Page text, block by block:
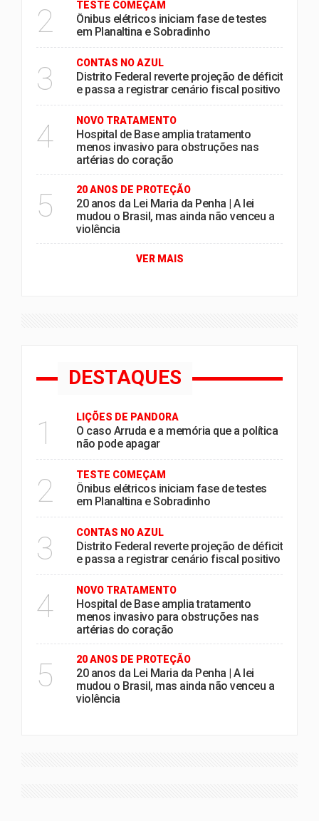
2 TESTE COMEÇAM
Ônibus elétricos iniciam fase de testes
em Planaltina e Sobradinho
3 CONTAS NO AZUL
Distrito Federal reverte projeção de déficit
e passa a registrar cenário fiscal positivo
4 NOVO TRATAMENTO
Hospital de Base amplia tratamento
menos invasivo para obstruções nas
artérias do coração
5 20 ANOS DE PROTEÇÃO
20 anos da Lei Maria da Penha | A lei
mudou o Brasil, mas ainda não venceu a
violência
VER MAIS
DESTAQUES
1 LIÇÕES DE PANDORA
O caso Arruda e a memória que a política
não pode apagar
2 TESTE COMEÇAM
Ônibus elétricos iniciam fase de testes
em Planaltina e Sobradinho
3 CONTAS NO AZUL
Distrito Federal reverte projeção de déficit
e passa a registrar cenário fiscal positivo
4 NOVO TRATAMENTO
Hospital de Base amplia tratamento
menos invasivo para obstruções nas
artérias do coração
5 20 ANOS DE PROTEÇÃO
20 anos da Lei Maria da Penha | A lei
mudou o Brasil, mas ainda não venceu a
violência